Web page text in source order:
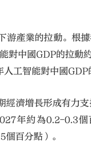
產業的拉動。根
對中國GDP的拉動
工智能對中國GDP
濟增長形成有力
年約為0.2-0.3
百分點）。